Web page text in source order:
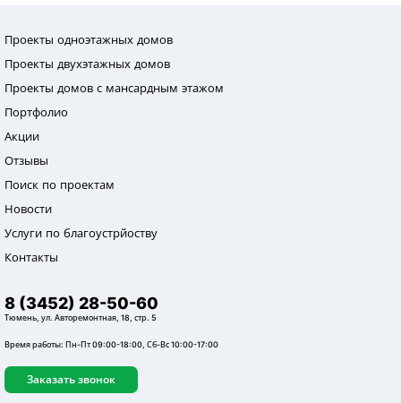
Проекты одноэтажных домов
Проекты двухэтажных домов
Проекты домов с мансардным этажом
Портфолио
Акции
Отзывы
Поиск по проектам
Новости
Услуги по благоустрйоству
Контакты
8 (3452) 28-50-60
Тюмень, ул. Авторемонтная, 18, стр. 5
Время работы: Пн-Пт 09:00-18:00, Сб-Вс 10:00-17:00
Заказать звонок